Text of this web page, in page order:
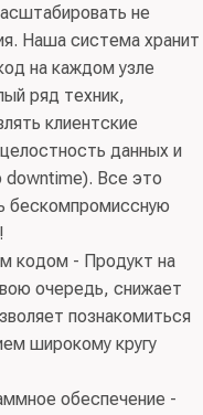
не
Наша система хранит
на каждом узле
ряд техник,
клиентские
данных и
downtime). Все это
бескомпромиссную
кодом - Продукт на
очередь, снижает
познакомиться
широкому кругу
обеспечение -